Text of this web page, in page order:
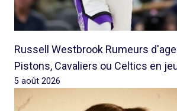
Russell Westbrook Rumeurs
Pistons, Cavaliers ou Celtics en
5 août 2026